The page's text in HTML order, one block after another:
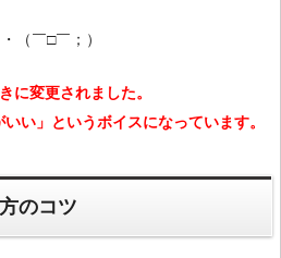
（￣□￣；）
に変更されました。
い」というボイスになっています。
のコツ